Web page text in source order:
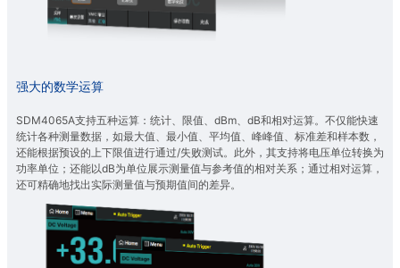
强大的数学运算
SDM4065A支持五种运算：统计、限值、dBm、dB和相对运算。不仅能快速
统计各种测量数据，如最大值、最小值、平均值、峰峰值、标准差和样本数，
还能根据预设的上下限值进行通过/失败测试。此外，其支持将电压单位转换为
功率单位；还能以dB为单位展示测量值与参考值的相对关系；通过相对运算，
还可精确地找出实际测量值与预期值间的差异。